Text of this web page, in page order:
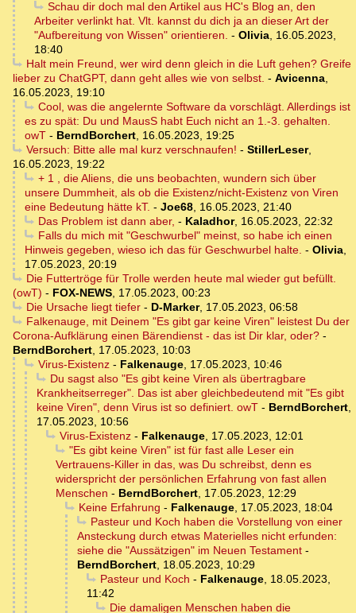
Schau dir doch mal den Artikel aus HC's Blog an, den
Arbeiter verlinkt hat. Vlt. kannst du dich ja an dieser Art der
"Aufbereitung von Wissen" orientieren. - Olivia 16.05.2023,
18:40
Halt mein Freund, wer wird denn gleich in die Luft gehen? Greife
lieber zu ChatGPT, dann geht alles wie von selbst. - Avicenna
16.05.2023, 19:10
Cool, was die angelernte Software da vorschlägt. Allerdings ist
es zu spät: Du und MausS habt Euch nicht an 1.-3. gehalten.
owT - BerndBorchert 16.05.2023, 19:25
Versuch: Bitte alle mal kurz verschnaufen! - StillerLeser,
16.05.2023, 19:22
+ 1 , die Aliens, die uns beobachten, wundern sich über
unsere Dummheit, als ob die Existenz/nicht-Existenz von Viren
eine Bedeutung hätte kT. - Joe68 16.05.2023, 21:40
Das Problem ist dann aber, - Kaladhor, 16.05.2023, 22:32
Falls du mich mit "Geschwurbel" meinst, so habe ich einen
Hinweis gegeben, wieso ich das für Geschwurbel halte. - Olivia
17.05.2023, 20:19
Die Futtertröge für Trolle werden heute mal wieder gut befüllt.
(owT) - FOX-NEWS 17.05.2023, 00:23
Die Ursache liegt tiefer- D-Marker, 17.05.2023, 06:58
Falkenauge, mit Deinem "Es gibt gar keine Viren" leistest Du der
Corona-Aufklärung einen Bärendienst - das ist Dir klar, oder? -
BerndBorchert 17.05.2023, 10:03
Virus-Existenz- Falkenauge, 17.05.2023, 10:46
Du sagst also "Es gibt keine Viren als übertragbare
Krankheitserreger". Das ist aber gleichbedeutend mit "Es gibt
keine Viren", denn Virus ist so definiert. owT - BerndBorchert
17.05.2023, 10:56
Virus-Existenz- Falkenauge, 17.05.2023, 12:01
"Es gibt keine Viren" ist für fast alle Leser ein
Vertrauens-Killer in das, was Du schreibst, denn es
widerspricht der persönlichen Erfahrung von fast allen
Menschen - BerndBorchert 17.05.2023, 12:29
Keine Erfahrung - Falkenauge, 17.05.2023, 18:04
Pasteur und Koch haben die Vorstellung von einer
Ansteckung durch etwas Materielles nicht erfunden:
siehe die "Aussätzigen" im Neuen Testament -
BerndBorchert 18.05.2023, 10:29
Pasteur und Koch - Falkenauge, 18.05.2023,
11:42
Die damaligen Menschen haben die